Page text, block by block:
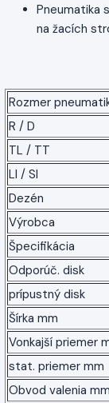
Pneumatika
na žacích
Rozmer
R / D
TL / TT
LI / SI
Dezén
Výrobca
Špecifikácia
Odporúč. disk
prípustný disk
Šírka mm
Vonkajší priemer
stat. priemer mm
Obvod valenia mm